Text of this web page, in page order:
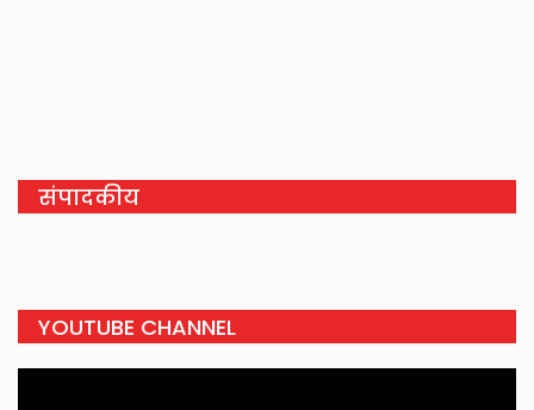
संपादकीय
YOUTUBE CHANNEL